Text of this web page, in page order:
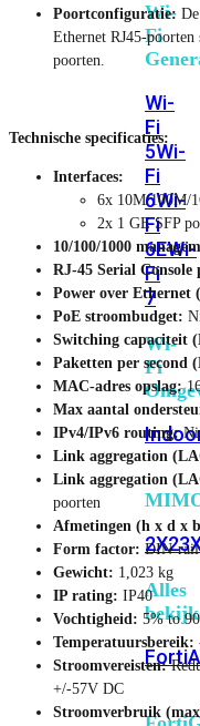
Wi-
Fi
Wi-
Fi
5Wi-
Fi
6Wi-
Fi
6EWi-
Fi
7
Wi-
Fi
2X2
Alles
Poortconfiguratie:
Ethernet RJ45-
poorten.
Technische specificaties:
Interfaces:
6x 10M/100M/
2x 1 GE SFP
10/100/1000
RJ-45 Serial Console
Power over Ethernet
PoE stroombudget:
Switching capaciteit
Paketten per second
MAC-adres opslag:
Max aantal
IPv4/IPv6 routing:
Link aggregation
Link aggregation
poorten
Afmetingen (h x d x
Form factor: DIN-rail
Gewicht: 1,023 kg
IP rating: IP40
Vochtigheid: 5% to
Temperatuursbereik:
Stroomvereisten:
+/-57V DC
Stroomverbruik